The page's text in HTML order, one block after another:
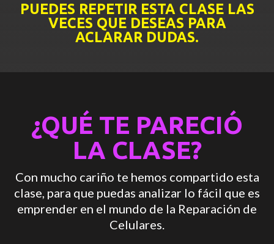
PUEDES REPETIR ESTA CLASE LAS
VECES QUE DESEAS PARA
ACLARAR DUDAS.
¿QUÉ TE PARECIÓ
LA CLASE?
Con mucho cariño te hemos compartido esta
clase, para que puedas analizar lo fácil que es
emprender en el mundo de la Reparación de
Celulares.